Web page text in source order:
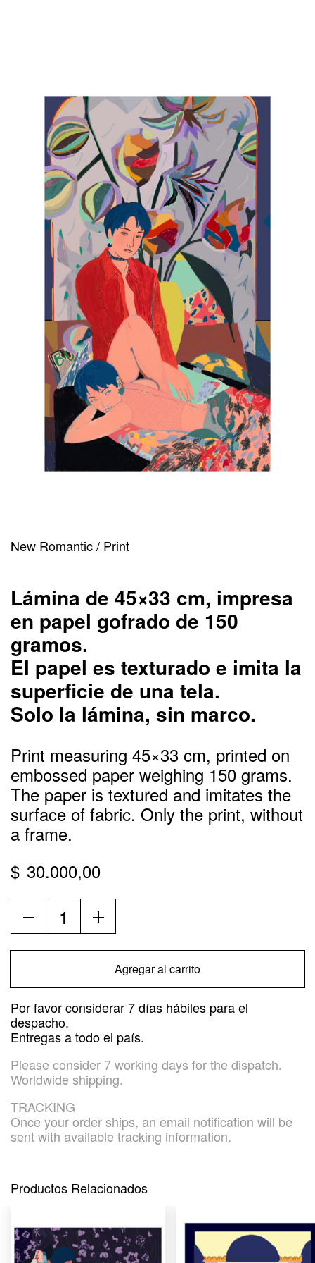
Proyectos y comisiones
Works
Bio
Archivo
Worldwide
New Romantic / Print
Lámina de 45×33 cm, impresa
en papel gofrado de 150
gramos.
El papel es texturado e imita la
superficie de una tela.
Solo la lámina, sin marco.
Print measuring 45×33 cm, printed on
embossed paper weighing 150 grams.
The paper is textured and imitates the
surface of fabric. Only the print, without
a frame.
$ 30.000,00
Romantic
/
Print
Agregar al carrito
Por favor considerar 7 días hábiles para el
despacho.
Entregas a todo el país.
Please consider 7 working days for the dispatch.
Worldwide shipping.
TRACKING
Once your order ships, an email notification will be
sent with available tracking information.
Productos Relacionados